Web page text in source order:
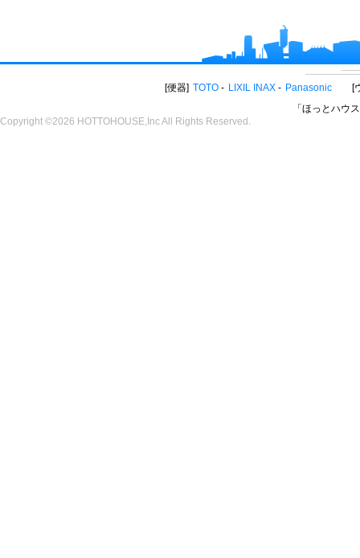
便器 TOTO LIXIL INAX Panasonic
「ほっとハウ
Copyright ©2026 HOTTOHOUSE,Inc All Rights Reserved.